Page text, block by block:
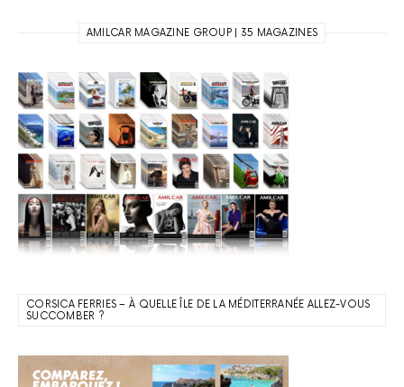
AMILCAR MAGAZINE GROUP | 35 MAGAZINES
CORSICA FERRIES – À QUELLE ÎLE DE LA MÉDITERRANÉE ALLEZ-VOUS
SUCCOMBER ?